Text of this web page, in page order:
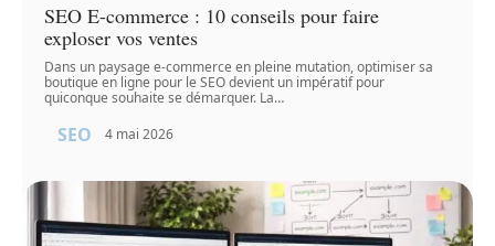
SEO E-commerce : 10 conseils pour faire
exploser vos ventes
Dans un paysage e-commerce en pleine mutation, optimiser sa
boutique en ligne pour le SEO devient un impératif pour
quiconque souhaite se démarquer. La…
SEO 4 mai 2026